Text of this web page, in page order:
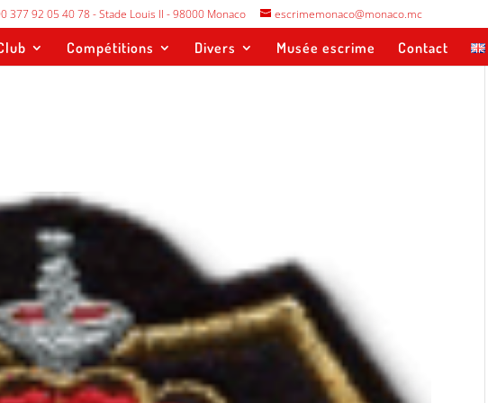
377 92 05 40 78 - Stade Louis II - 98000 Monaco escrimemonaco@monaco.mc
Compétitions Divers Musée escrime Contact